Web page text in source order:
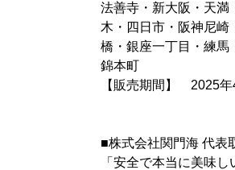
法善寺・新大阪・天満
木・四日市・阪神尼
橋・銀座一丁目・練馬
錦本町
【販売期間】 2025
■株式会社関門海 代
「安全で本当に美味